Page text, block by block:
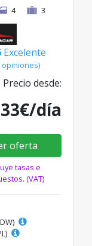
4 3
Excelente
opiniones)
Precio desde:
33€/día
oferta
tasas e
(VAT)